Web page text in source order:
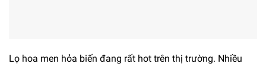
Lọ hoa men hỏa biến đang rất hot trên thị trường. Nhiều